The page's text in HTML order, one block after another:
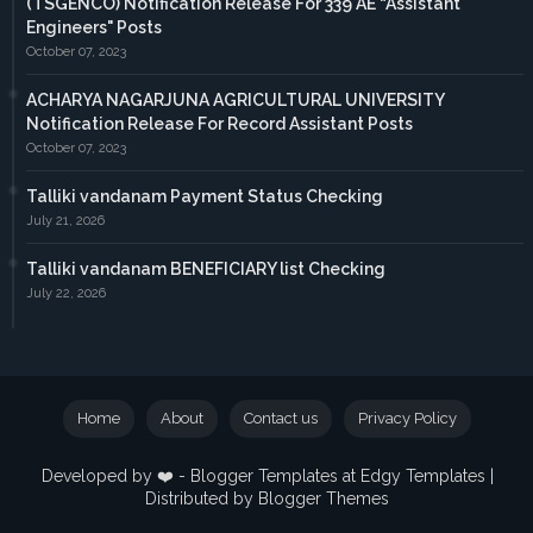
(TSGENCO) Notification Release For 339 AE “Assistant
Engineers" Posts
October 07, 2023
ACHARYA NAGARJUNA AGRICULTURAL UNIVERSITY
Notification Release For Record Assistant Posts
October 07, 2023
Talliki vandanam Payment Status Checking
July 21, 2026
Talliki vandanam BENEFICIARY list Checking
July 22, 2026
Developed by ❤️ - Blogger Templates at Edgy Templates |
Distributed by Blogger Themes
Home About Contact us Privacy Policy